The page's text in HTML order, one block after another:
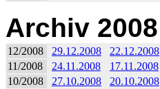
Archiv 2008
12/2008 29.12.2008 22.12.2008
11/2008
24.11.2008 17.11.2008
10/2008
27.10.2008 20.10.2008